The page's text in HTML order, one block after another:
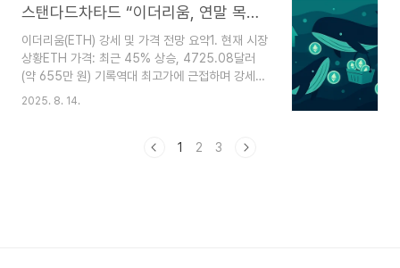
치 총괄셧다운은 과거보다 ..
HKMA 대변인: “라이선스 발급 여부는 신청 기관의
자격 요건 충족 여부에 달려 있다”3. 점진적 도입
방식초기에는 일부 기관에만 허가, 이후 점진적으로
확대목적: 시장 감독체계 강화 및 안정적인 디지털
자산 환경 조성4. 글로벌 금융기관 참여중국공상은
행(ICBC), 중국은행, HSBC, 스탠다드차타드(SC)
스탠다드차타드 “이더리움, 연말 목표가 7500달러” 60% 상향 조정
이더리움(ETH) 강세 및 가격 전망 요약1. 현재 시장
상황ETH 가격: 최근 45% 상승, 4725.08달러
(약 655만 원) 기록역대 최고가에 근접하며 강세
지속2. 스탠다드차타드의 전망항목 기존 전망 수정
$25,000 (약 3469만 원)상향 이유:기관 투자자
2025. 8. 14.
1 2 3